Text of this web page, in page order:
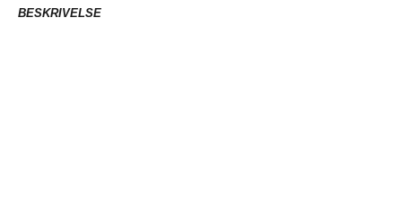
BESKRIVELSE